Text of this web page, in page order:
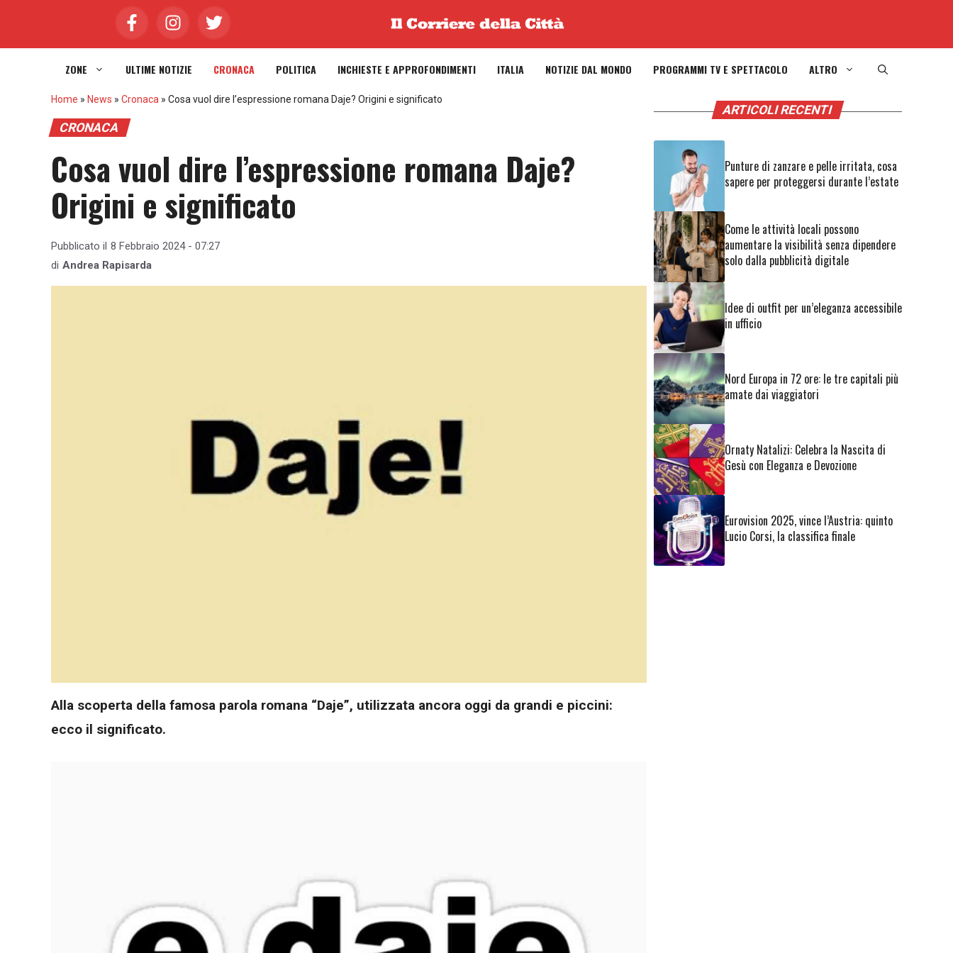
ZONE ULTIME NOTIZIE CRONACA POLITICA INCHIESTE E APPROFONDIMENTI ITALIA NOTIZIE DAL MONDO PROGRAMMI TV E SPETTACOLO ALTRO
Home » News » Cronaca » Cosa vuol dire l’espressione romana Daje? Origini e significato
CRONACA
Cosa vuol dire l’espressione romana Daje?
Origini e significato
Pubblicato il 8 Febbraio 2024 - 07:27
di Andrea Rapisarda
Alla scoperta della famosa parola romana “Daje”, utilizzata ancora oggi da grandi e piccini:
ecco il significato.
ARTICOLI RECENTI
Punture di zanzare e pelle irritata, cosa
sapere per proteggersi durante l’estate
Come le attività locali possono
aumentare la visibilità senza dipendere
solo dalla pubblicità digitale
Idee di outfit per un’eleganza accessibile
in ufficio
Nord Europa in 72 ore: le tre capitali più
amate dai viaggiatori
Ornaty Natalizi: Celebra la Nascita di
Gesù con Eleganza e Devozione
Eurovision 2025, vince l’Austria: quinto
Lucio Corsi, la classifica finale